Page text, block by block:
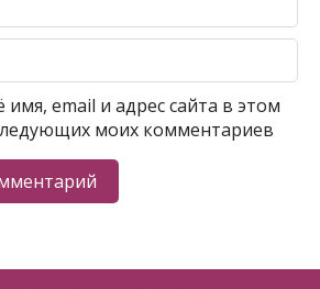
email и адрес сайта в этом
моих комментариев